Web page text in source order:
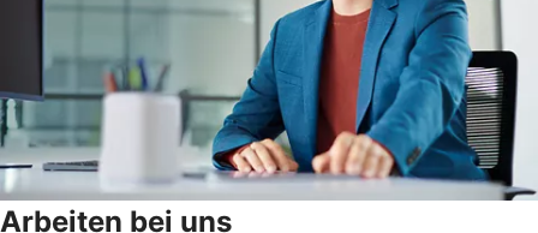
Arbeiten bei uns